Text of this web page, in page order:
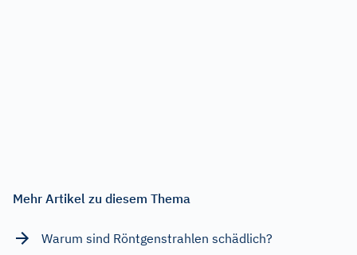
Mehr Artikel zu diesem Thema
Warum sind Röntgenstrahlen schädlich?